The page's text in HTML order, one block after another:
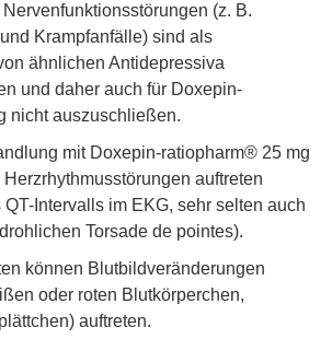
(z. B.
Krampfanfälle) sind als
ähnlichen Antidepressiva
und daher auch für Doxepin-
nicht auszuschließen.
mit Doxepin-ratiopharm® 25 mg
auftreten
Intervalls im EKG, sehr selten auch
Torsade de pointes).
können Blutbildveränderungen
oder roten Blutkörperchen,
auftreten.